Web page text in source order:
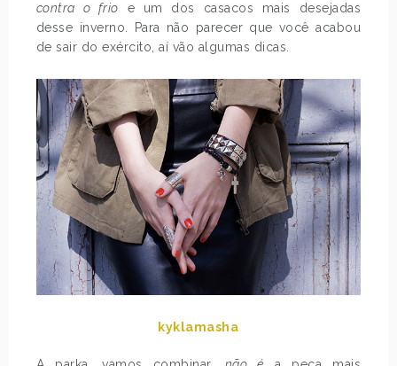
contra o frio e um dos casacos mais desejadas
desse inverno. Para não parecer que você acabou
de sair do exército, aí vão algumas dicas.
kyklamasha